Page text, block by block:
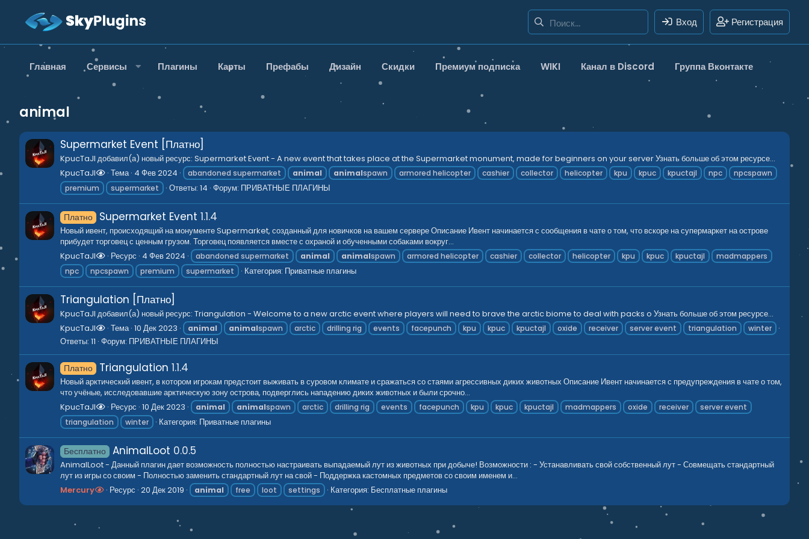
Вход Регистрация
Главная Сервисы Плагины Карты Префабы Дизайн Скидки Премиум подписка WIKI Канал в Discord Группа Вконтакте
animal
Supermarket Event [Платно]
KpucTaJl добавил(а) новый ресурс: Supermarket Event - A new event that takes place at the Supermarket monument, made for beginners on your server Узнать больше об этом ресурсе...
KpucTaJl
Тема 4 Фев 2024 abandoned supermarket animal animalspawn armored helicopter cashier collector helicopter kpu kpuc kpuctajl npc
npcspawn
premium
supermarket Ответы: 14 Форум: ПРИВАТНЫЕ ПЛАГИНЫ
Платно Supermarket Event 1.1.4
Новый ивент, происходящий на монументе Supermarket, созданный для новичков на вашем сервере Описание Ивент начинается с сообщения в чате о том, что вскоре на супермаркет на острове
прибудет торговец с ценным грузом. Торговец появляется вместе с охраной и обученными собаками вокруг...
KpucTaJl
Ресурс 4 Фев 2024 abandoned supermarket animal animalspawn armored helicopter cashier collector helicopter kpu kpuc kpuctajl
madmappers
npc
npcspawn premium supermarket Категория: Приватные плагины
Triangulation [Платно]
KpucTaJl добавил(а) новый ресурс: Triangulation - Welcome to a new arctic event where players will need to brave the arctic biome to deal with packs o Узнать больше об этом ресурсе...
KpucTaJl
Тема 10 Дек 2023 animal animalspawn arctic drilling rig events facepunch kpu kpuc kpuctajl oxide receiver server event triangulation winter
Ответы: 11 Форум: ПРИВАТНЫЕ ПЛАГИНЫ
Платно Triangulation 1.1.4
Новый арктический ивент, в котором игрокам предстоит выживать в суровом климате и сражаться со стаями агрессивных диких животных Описание Ивент начинается с предупреждения в чате о том,
что учёные, исследовавшие арктическую зону острова, подверглись нападению диких животных и были срочно...
KpucTaJl
Ресурс 10 Дек 2023 animal animalspawn arctic drilling rig events facepunch kpu kpuc kpuctajl madmappers oxide receiver
server event
triangulation
winter Категория: Приватные плагины
Бесплатно AnimalLoot 0.0.5
AnimalLoot - Данный плагин дает возможность полностью настраивать выпадаемый лут из животных при добыче! Возможности : - Устанавливать свой собственный лут - Совмещать стандартный
лут из игры со своим - Полностью заменить стандартный лут на свой - Поддержка кастомных предметов со своим именем и...
Mercury
Ресурс 20 Дек 2019 animal free loot settings Категория: Бесплатные плагины